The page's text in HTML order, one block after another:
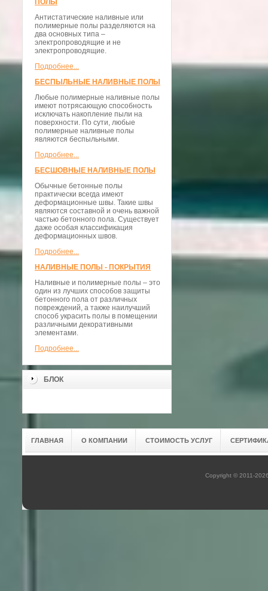
ПОЛЫ
Антистатические наливные или
полимерные полы разделяются на
два основных типа –
электропроводящие и не
электропроводящие.
Подробнее...
БЕСПЫЛЬНЫЕ НАЛИВНЫЕ ПОЛЫ
Любые полимерные наливные полы
имеют потрясающую способность
исключать накопление пыли на
поверхности. По сути, любые
полимерные наливные полы
являются беспыльными.
Подробнее...
БЕСШОВНЫЕ НАЛИВНЫЕ ПОЛЫ
Обычные бетонные полы
практически всегда имеют
деформационные швы. Такие швы
являются составной и очень важной
частью бетонного пола. Существует
даже особая классификация
деформационных швов.
Подробнее...
НАЛИВНЫЕ ПОЛЫ - ПОКРЫТИЯ
Наливные и полимерные полы – это
один из лучших способов защиты
бетонного пола от различных
повреждений, а также наилучший
способ украсить полы в помещении
различными декоративными
элементами.
Подробнее...
БЛОК
ГЛАВНАЯ О КОМПАНИИ СТОИМОСТЬ УСЛУГ
Copyright © 2011-